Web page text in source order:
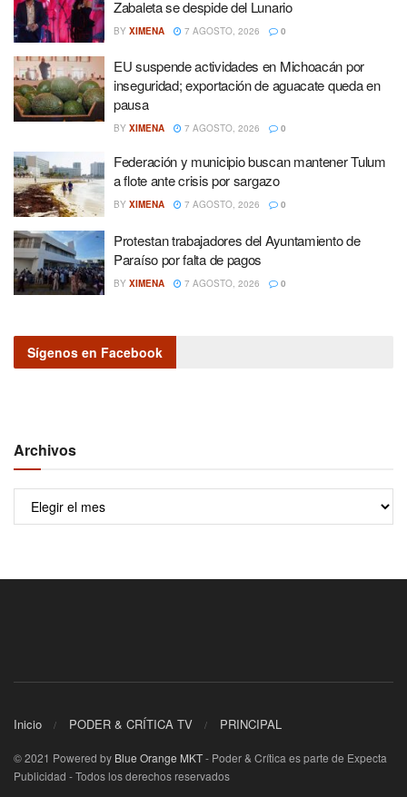
Zabaleta se despide del Lunario
BY XIMENA 7 AGOSTO, 2026 0
EU suspende actividades en Michoacán por
inseguridad; exportación de aguacate queda en
pausa
BY XIMENA 7 AGOSTO, 2026 0
Federación y municipio buscan mantener Tulum
a flote ante crisis por sargazo
BY XIMENA 7 AGOSTO, 2026 0
Protestan trabajadores del Ayuntamiento de
Paraíso por falta de pagos
BY XIMENA 7 AGOSTO, 2026 0
Sígenos en Facebook
Archivos
Archivos
Inicio PODER & CRÍTICA TV PRINCIPAL
© 2021 Powered by Blue Orange MKT- Poder & Crítica es parte de Expecta
Publicidad - Todos los derechos reservados